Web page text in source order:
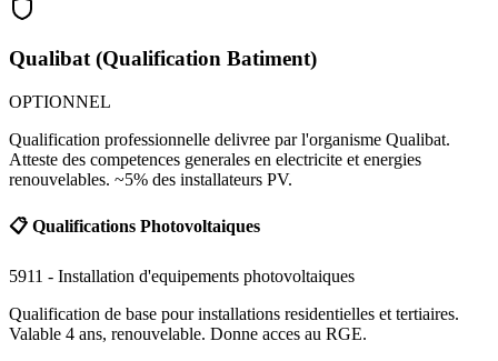
Qualibat (Qualification Batiment)
OPTIONNEL
Qualification professionnelle delivree par l'organisme Qualibat.
Atteste des competences generales en electricite et energies
renouvelables. ~5% des installateurs PV.
📋 Qualifications Photovoltaiques
5911 - Installation d'equipements photovoltaiques
Qualification de base pour installations residentielles et tertiaires.
Valable 4 ans, renouvelable. Donne acces au RGE.